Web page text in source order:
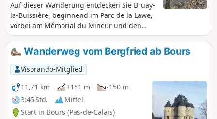
Auf dieser Wanderung entdecken Sie Bruay-
la-Buissière, beginnend im Parc de la Lawe,
vorbei am Mémorial du Mineur und den
Corons. Diese junge Gemeinde verdankt
ihren Namen der Fusion von Bruay-en-Artois
und La Buissière, die 1987 stattfand.
Wanderweg vom Bergfried ab Bours
Visorando-Mitglied
11,71 km
+151 m
-150 m
3:45 Std.
Mittel
Start in Bours (Pas-de-Calais)